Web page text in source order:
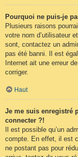
Pourquoi ne puis-je
Plusieurs raisons
votre nom d’utilisateur
sont, contactez un
pas été banni. Il est
Internet ait une erreur
corriger.
Haut
Je me suis enregistré
connecter ?!
Il est possible qu’un
compte. En effet, il est
ne postant pas pour